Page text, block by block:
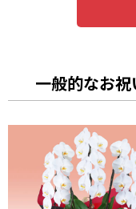
一般的なお祝